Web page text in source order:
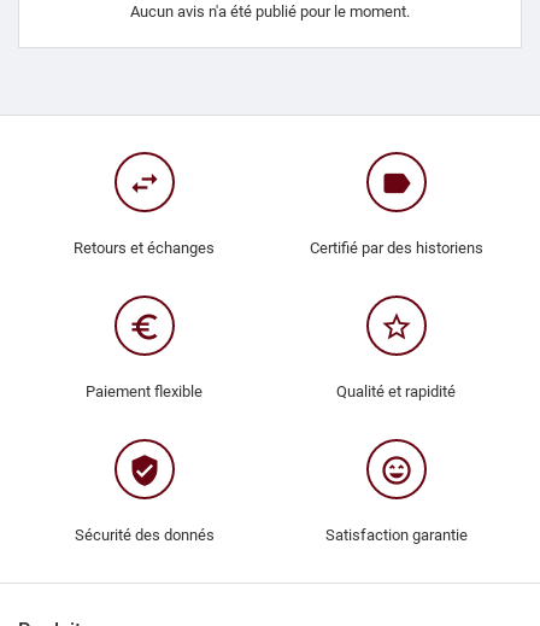
Aucun avis n'a été publié pour le moment.
swap_horiz
Retours et échanges
label
Certifié par des historiens
euro_symbol
Paiement flexible
star_border
Qualité et rapidité
verified_user
Sécurité des donnés
sentiment_very_satisfied
Satisfaction garantie